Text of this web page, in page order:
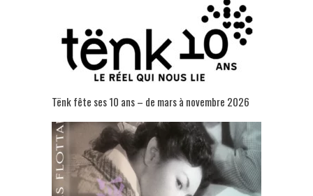
Tënk fête ses 10 ans – de mars à novembre 2026